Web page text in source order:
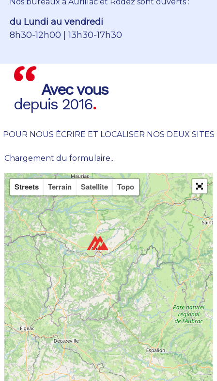
du Lundi au vendredi
8h30-12h00 | 13h30-17h30
Avec vous
depuis 2016.
POUR NOUS ÉCRIRE ET LOCALISER NOS DEUX SITES
Chargement du formulaire...
Streets Terrain Satellite Topo